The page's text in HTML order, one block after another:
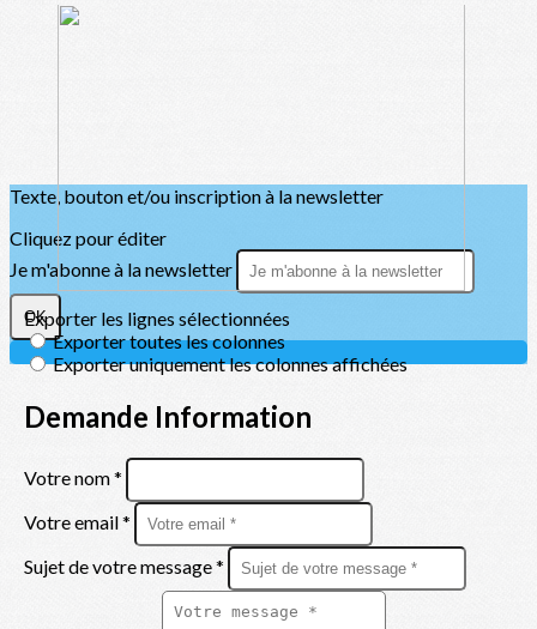
Texte, bouton et/ou inscription à la newsletter
Cliquez pour éditer
Je m'abonne à la newsletter
OK